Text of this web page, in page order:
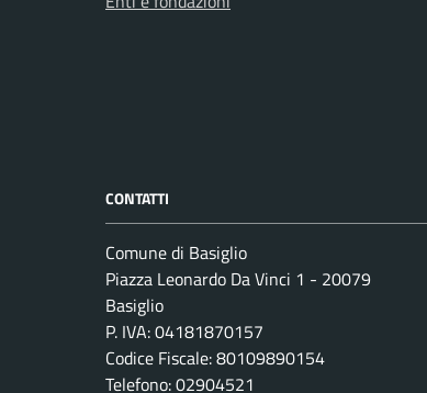
CONTATTI
Comune di Basiglio
Piazza Leonardo Da Vinci 1 - 20079
Basiglio
P. IVA: 04181870157
Codice Fiscale: 80109890154
Telefono: 02904521